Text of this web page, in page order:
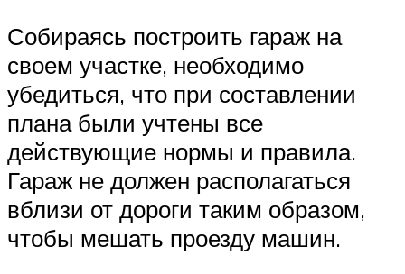
Собираясь построить гараж на
своем участке, необходимо
убедиться, что при составлении
плана были учтены все
действующие нормы и правила.
Гараж не должен располагаться
вблизи от дороги таким образом,
чтобы мешать проезду машин.